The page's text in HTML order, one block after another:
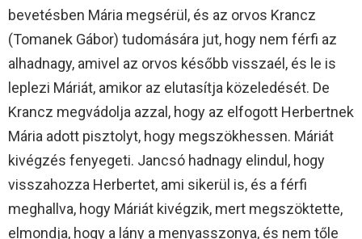
bevetésben Mária megsérül, és az orvos Krancz
(Tomanek Gábor) tudomására jut, hogy nem férfi az
alhadnagy, amivel az orvos később visszaél, és le is
leplezi Máriát, amikor az elutasítja közeledését. De
Krancz megvádolja azzal, hogy az elfogott Herbertnek
Mária adott pisztolyt, hogy megszökhessen. Máriát
kivégzés fenyegeti. Jancsó hadnagy elindul, hogy
visszahozza Herbertet, ami sikerül is, és a férfi
meghallva, hogy Máriát kivégzik, mert megszöktette,
elmondja, hogy a lány a menyasszonya, és nem tőle